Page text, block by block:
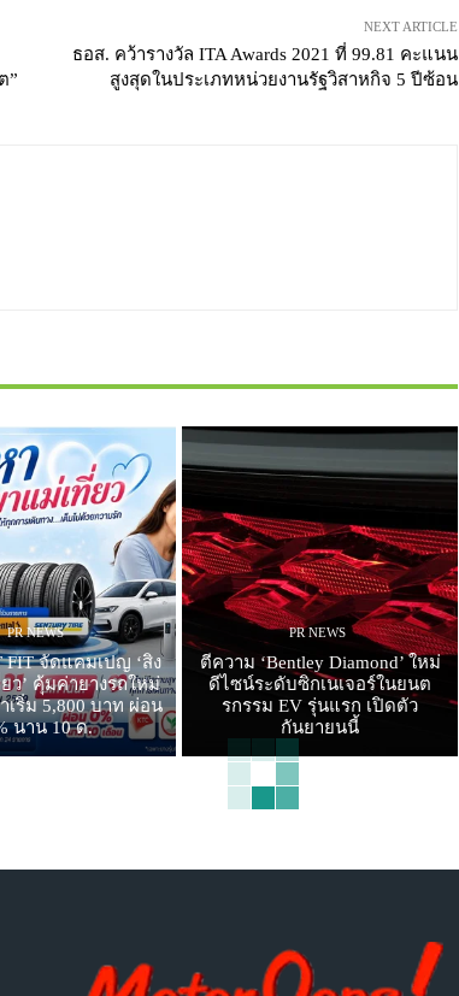
”
NEXT ARTICLE
ธอส. คว้ารางวัล ITA Awards 2021 ที่ 99.81 คะแนน
สูงสุดในประเภทหน่วยงานรัฐวิสาหกิจ 5 ปีซ้อน
PR NEWS
FIT จัดแคมเปญ ‘สิง
ว’ คุ้มค่ายางรถใหม่
เริ่ม 5,800 บาท ผ่อน
นาน 10 ด.
PR NEWS
ตีความ ‘Bentley Diamond’ ใหม่
ดีไซน์ระดับซิกเนเจอร์ในยนต
รกรรม EV รุ่นแรก เปิดตัว
กันยายนนี้